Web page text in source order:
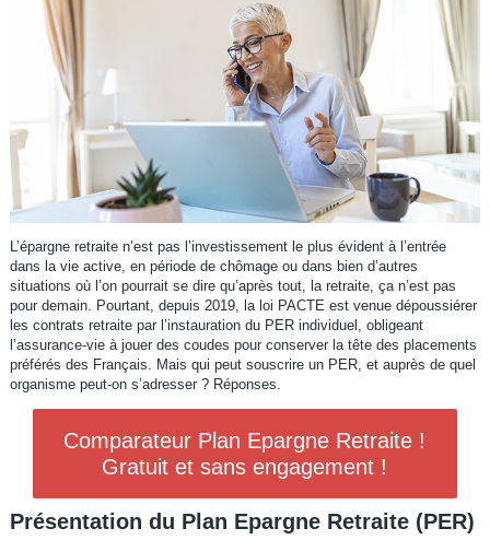
L’épargne retraite n’est pas l’investissement le plus évident à l’entrée
dans la vie active, en période de chômage ou dans bien d’autres
situations où l’on pourrait se dire qu’après tout, la retraite, ça n’est pas
pour demain. Pourtant, depuis 2019, la loi PACTE est venue dépoussiérer
les contrats retraite par l’instauration du PER individuel, obligeant
l’assurance-vie à jouer des coudes pour conserver la tête des placements
préférés des Français. Mais qui peut souscrire un PER, et auprès de quel
organisme peut-on s’adresser ? Réponses.
Comparateur Plan Epargne Retraite !
Gratuit et sans engagement !
Présentation du Plan Epargne Retraite (PER)